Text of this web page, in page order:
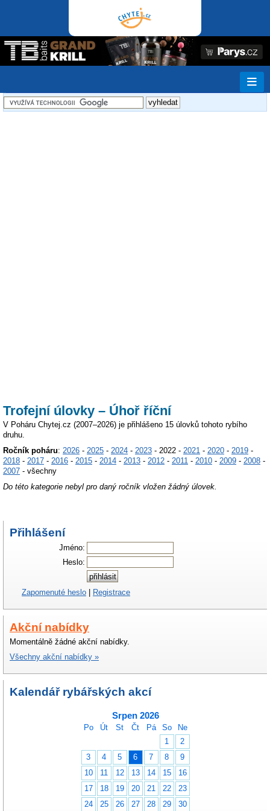
Trofejní úlovky – Úhoř říční
V Poháru Chytej.cz (2007–2026) je přihlášeno 15 úlovků tohoto rybího
druhu.
Ročník poháru: 2026 - 2025 - 2024 - 2023 - 2022 - 2021 - 2020 - 2019 -
2018 - 2017 - 2016 - 2015 - 2014 - 2013 - 2012 - 2011 - 2010 - 2009 - 2008 -
2007 - všechny
Do této kategorie nebyl pro daný ročník vložen žádný úlovek.
Přihlášení
Jméno:
Heslo:
Zapomenuté heslo Registrace
Akční nabídky
Momentálně žádné akční nabídky.
Všechny akční nabídky »
Kalendář rybářských akcí
Srpen 2026
Po Út St Čt Pá So
Ne
1
2
3
4 5 6 7 8
9
10
11 12 13 14 15
16
17
18 19 20 21 22
23
24
25 26 27 28 29 30